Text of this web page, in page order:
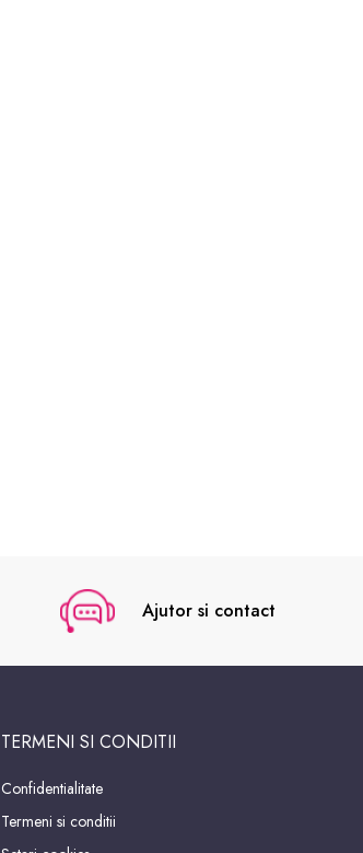
Ajutor si contact
TERMENI SI CONDITII
Confidentialitate
Termeni si conditii